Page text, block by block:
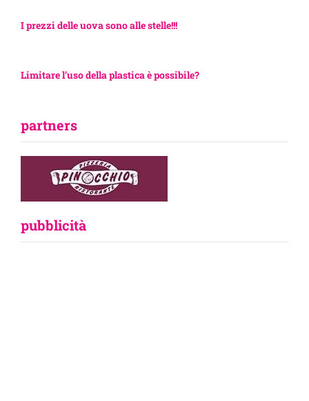
I prezzi delle uova sono alle stelle!!!
Limitare l’uso della plastica è possibile?
partners
pubblicità